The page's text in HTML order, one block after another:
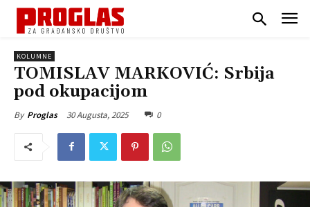
KOLUMNE
TOMISLAV MARKOVIĆ: Srbija
pod okupacijom
By Proglas 30 Augusta, 2025 0